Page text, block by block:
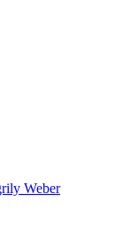
Weber